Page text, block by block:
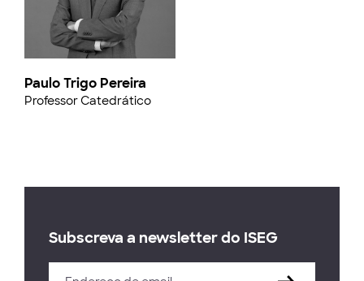
Paulo Trigo Pereira
Professor Catedrático
Subscreva a newsletter do ISEG